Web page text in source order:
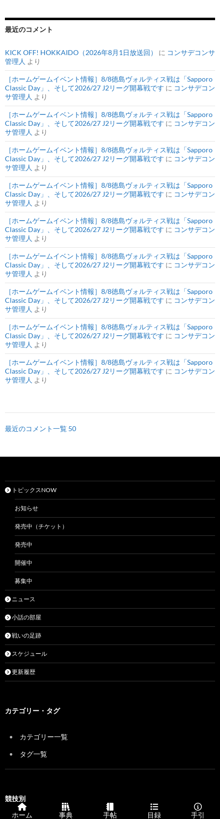
最近のコメント
KICK OFF! HOKKAIDO（2026年8月1日放送回） に コンサデコンサ
管理人 より
［ホームゲームイベント情報］8/8徳島ヴォルティス戦は「Sapporo
Classic Day」、そして2026/27 J2リーグ開幕戦です に コンサデコン
サ管理人 より
［ホームゲームイベント情報］8/8徳島ヴォルティス戦は「Sapporo
Classic Day」、そして2026/27 J2リーグ開幕戦です に コンサデコン
サ管理人 より
［ホームゲームイベント情報］8/8徳島ヴォルティス戦は「Sapporo
Classic Day」、そして2026/27 J2リーグ開幕戦です に コンサデコン
サ管理人 より
［ホームゲームイベント情報］8/8徳島ヴォルティス戦は「Sapporo
Classic Day」、そして2026/27 J2リーグ開幕戦です に コンサデコン
サ管理人 より
［ホームゲームイベント情報］8/8徳島ヴォルティス戦は「Sapporo
Classic Day」、そして2026/27 J2リーグ開幕戦です に コンサデコン
サ管理人 より
［ホームゲームイベント情報］8/8徳島ヴォルティス戦は「Sapporo
Classic Day」、そして2026/27 J2リーグ開幕戦です に コンサデコン
サ管理人 より
［ホームゲームイベント情報］8/8徳島ヴォルティス戦は「Sapporo
Classic Day」、そして2026/27 J2リーグ開幕戦です に コンサデコン
サ管理人 より
［ホームゲームイベント情報］8/8徳島ヴォルティス戦は「Sapporo
Classic Day」、そして2026/27 J2リーグ開幕戦です に コンサデコン
サ管理人 より
［ホームゲームイベント情報］8/8徳島ヴォルティス戦は「Sapporo
Classic Day」、そして2026/27 J2リーグ開幕戦です に コンサデコン
サ管理人 より
最近のコメント一覧 50
トピックスNOW
お知らせ
発売中（チケット）
発売中
開催中
募集中
ニュース
小話の部屋
戦いの足跡
スケジュール
更新履歴
カテゴリー・タグ
カテゴリー一覧
タグ一覧
競技別
ホーム
事典 手帖 目録 手引